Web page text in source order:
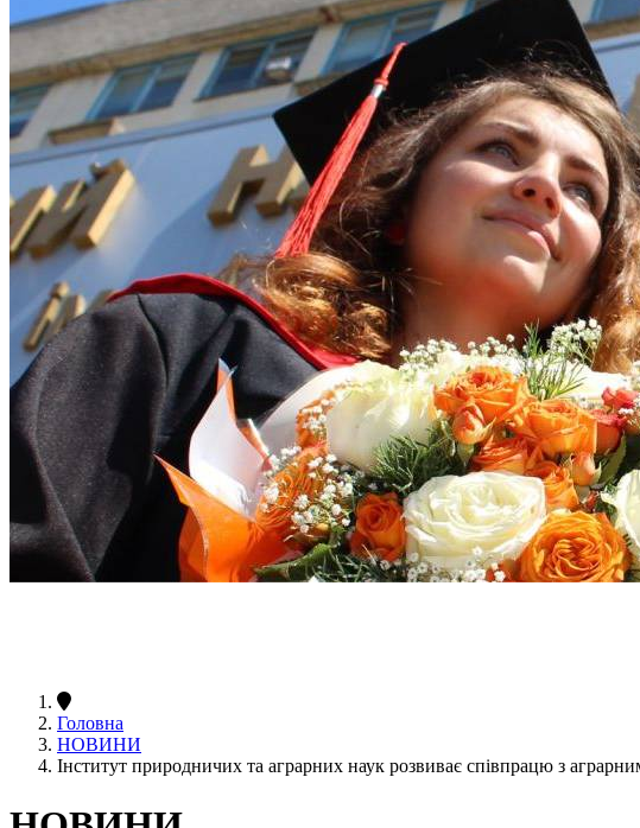
Головна
НОВИНИ
Інститут природничих та аграрних наук розвиває співпрацю з